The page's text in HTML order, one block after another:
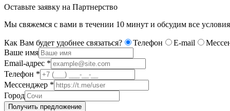
Оставьте заявку на Партнерство
Мы свяжемся с вами в течении 10 минут и обсудим все условия
Как Вам будет удобнее связаться? Телефон E-mail
Ваше имя
Email-адрес *
Телефон *
Мессенджер *
Город
Получить предложение